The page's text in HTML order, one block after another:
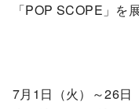
「POP SCOPE」を
7月1日（火）～26日